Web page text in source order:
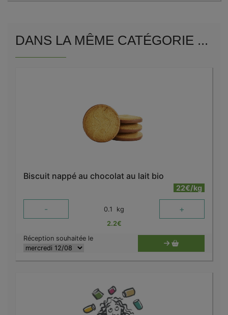
DANS LA MÊME CATÉGORIE ...
Biscuit nappé au chocolat au lait bio
22€/kg
- 0.1 kg +
2.2€
Réception souhaitée le